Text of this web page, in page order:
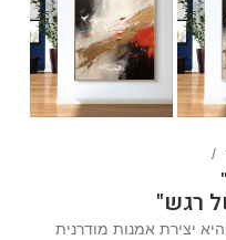
רגש"
יצירת אמנות מודרנית